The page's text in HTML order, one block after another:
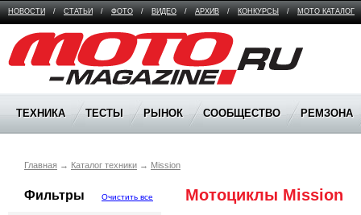
НОВОСТИ / СТАТЬИ / ФОТО / ВИДЕО / АРХИВ / КОНКУРСЫ / МОТО КАТАЛОГ
Moto Magazine
ТЕХНИКА ТЕСТЫ РЫНОК СООБЩЕСТВО РЕМЗОНА
Главная → Каталог техники → Mission
Фильтры Очистить все Мотоциклы Mission